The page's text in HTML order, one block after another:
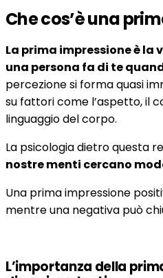
Che cos’è una
La prima impressione è la
una persona fa di te
percezione si forma quasi
su fattori come l’aspetto, il
linguaggio del corpo.
La psicologia dietro questa
nostre menti cercano
Una prima impressione
mentre una negativa può
L’importanza della